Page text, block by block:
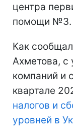
центра
помощи №3.
Как
Ахметова, с
компаний и
квартале
налогов и
уровней в